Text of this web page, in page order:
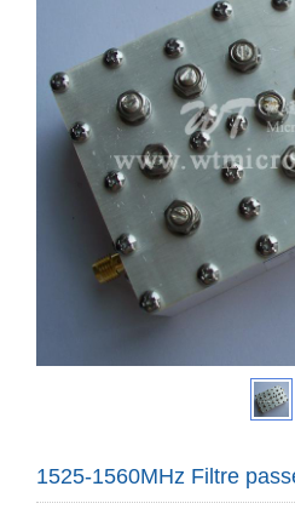
1525-1560MHz Filtre